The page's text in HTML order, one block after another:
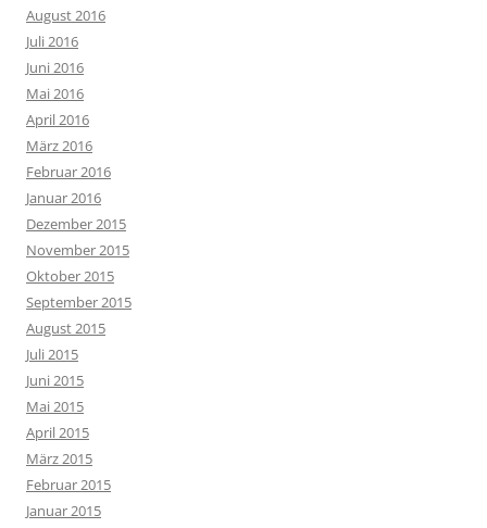
August 2016
Juli 2016
Juni 2016
Mai 2016
April 2016
März 2016
Februar 2016
Januar 2016
Dezember 2015
November 2015
Oktober 2015
September 2015
August 2015
Juli 2015
Juni 2015
Mai 2015
April 2015
März 2015
Februar 2015
Januar 2015